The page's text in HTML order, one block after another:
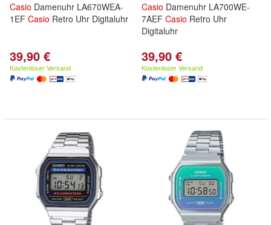
Casio Damenuhr LA670WEA-
1EF Casio Retro Uhr Digitaluhr
39,90 €
Kostenloser Versand
Casio Damenuhr LA700WE-
7AEF Casio Retro Uhr
Digitaluhr
39,90 €
Kostenloser Versand